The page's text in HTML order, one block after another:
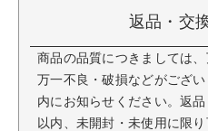
返品・交
商品の品質につきましては、
万一不良・破損などがござ
内にお知らせください。返
以内、未開封・未使用に限り